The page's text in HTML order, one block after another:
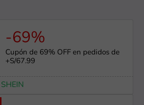
-69%
Cupón de 69% OFF en pedidos de
+S/67.99